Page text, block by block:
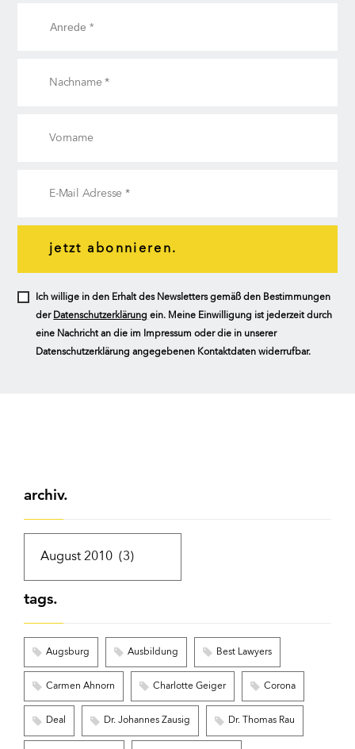
jetzt abonnieren.
Ich willige in den Erhalt des Newsletters gemäß den Bestimmungen
der Datenschutzerklärung ein. Meine Einwilligung ist jederzeit durch
eine Nachricht an die im Impressum oder die in unserer
Datenschutzerklärung angegebenen Kontaktdaten widerrufbar.
archiv.
tags.
Augsburg Ausbildung Best Lawyers
Carmen Ahnorn Charlotte Geiger Corona
Deal Dr. Johannes Zausig Dr. Thomas Rau